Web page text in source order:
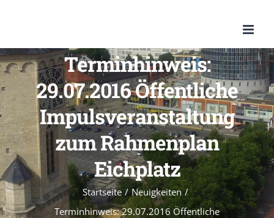
springen
Terminhinweis:
29.07.2016 Öffentliche
Impulsveranstaltung
zum Rahmenplan
Eichplatz
Startseite / Neuigkeiten /
Terminhinweis: 29.07.2016 Öffentliche